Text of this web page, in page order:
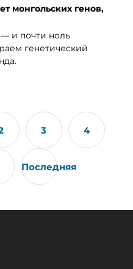
монгольских генов,
и почти ноль
генетический
3 4
Последняя